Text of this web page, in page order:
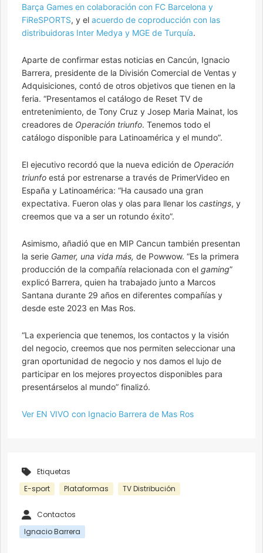
Barça Games en colaboración con FC Barcelona y
FiReSPORTS, y el acuerdo de coproducción con las
distribuidoras Inter Medya y MGE de Turquía.
Aparte de confirmar estas noticias en Cancún, Ignacio
Barrera, presidente de la División Comercial de Ventas y
Adquisiciones, contó de otros objetivos que tienen en la
feria. “Presentamos el catálogo de Reset TV de
entretenimiento, de Tony Cruz y Josep Maria Mainat, los
creadores de Operación triunfo. Tenemos todo el
catálogo disponible para Latinoamérica y el mundo”.
El ejecutivo recordó que la nueva edición de Operación
triunfo está por estrenarse a través de PrimerVideo en
España y Latinoamérica: “Ha causado una gran
expectativa. Fueron olas y olas para llenar los castings, y
creemos que va a ser un rotundo éxito”.
Asimismo, añadió que en MIP Cancun también presentan
la serie Gamer, una vida más, de Powwow. “Es la primera
producción de la compañía relacionada con el gaming”
explicó Barrera, quien ha trabajado junto a Marcos
Santana durante 29 años en diferentes compañías y
desde este 2023 en Mas Ros.
“La experiencia que tenemos, los contactos y la visión
del negocio, creemos que nos permiten seleccionar una
gran oportunidad de negocio y nos damos el lujo de
participar en los mejores proyectos disponibles para
presentárselos al mundo” finalizó.
Ver EN VIVO con Ignacio Barrera de Mas Ros
Etiquetas
E-sport
Plataformas TV Distribución
Contactos
Ignacio Barrera